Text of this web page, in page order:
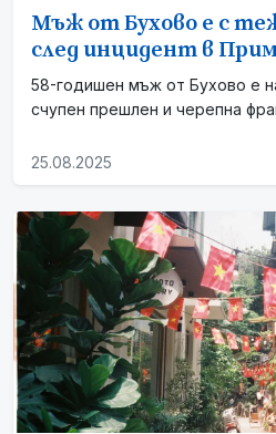
Мъж от Бухово е с
след инцидент в
58-годишен мъж от Бухово е
счупен прешлен и черепна
25.08.2025